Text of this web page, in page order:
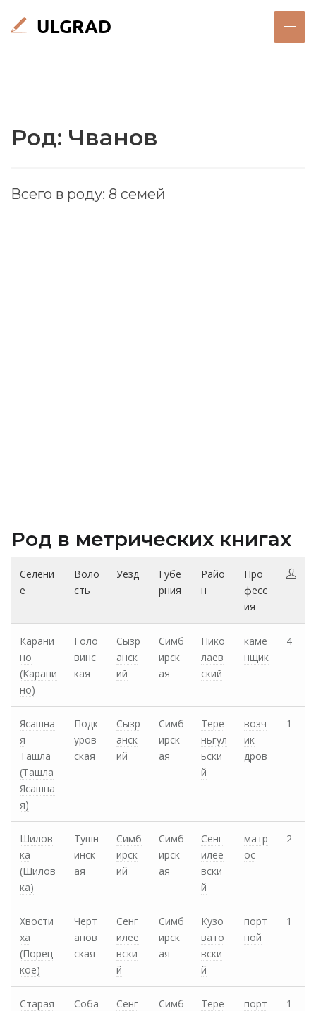
Род: Чванов
Всего в роду: 8 семей
Род в метрических книгах
Селени
е
Воло
сть
Уезд
Губе
рния
Райо
н
Про
фесс
ия
Карани
но
(Карани
но)
Голо
винс
кая
Сызр
анск
ий
Симб
ирск
ая
Нико
лаев
ский
каме
нщик
4
Ясашна
я
Ташла
(Ташла
Ясашна
я)
Подк
уров
ская
Сызр
анск
ий
Симб
ирск
ая
Тере
ньгул
ьски
й
возч
ик
дров
1
Шилов
ка
(Шилов
ка)
Тушн
инск
ая
Симб
ирск
ий
Симб
ирск
ая
Сенг
илее
вски
й
матр
ос
2
Хвости
ха
(Порец
кое)
Черт
анов
ская
Сенг
илее
вски
й
Симб
ирск
ая
Кузо
вато
вски
й
порт
ной
1
Старая
Соба
Сенг
Симб
Тере
порт
1